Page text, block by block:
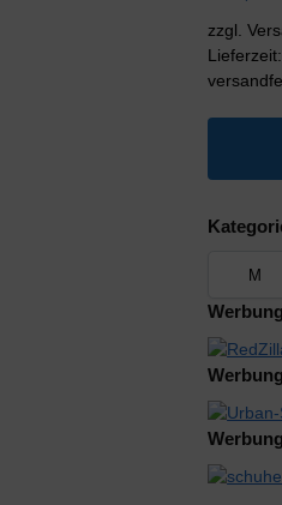
zzgl.
Werbung
Werbung
Werbung